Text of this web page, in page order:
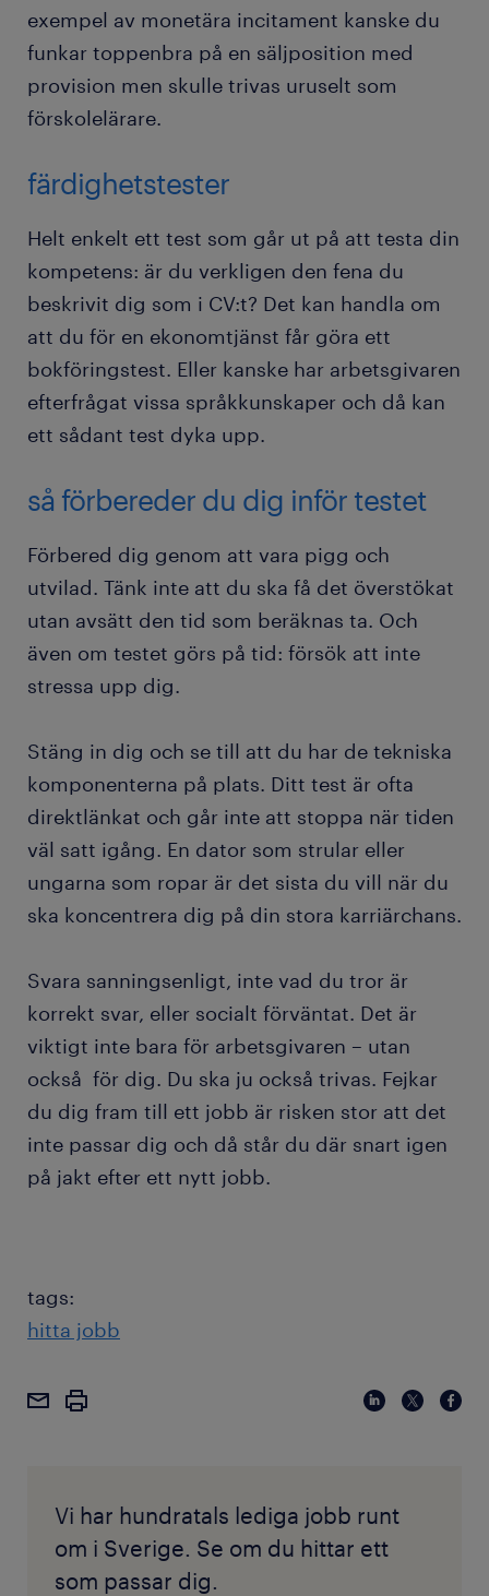
exempel av monetära incitament kanske du
funkar toppenbra på en säljposition med
provision men skulle trivas uruselt som
förskolelärare.
färdighetstester
Helt enkelt ett test som går ut på att testa din
kompetens: är du verkligen den fena du
beskrivit dig som i CV:t? Det kan handla om
att du för en ekonomtjänst får göra ett
bokföringstest. Eller kanske har arbetsgivaren
efterfrågat vissa språkkunskaper och då kan
ett sådant test dyka upp.
så förbereder du dig inför testet
Förbered dig genom att vara pigg och
utvilad. Tänk inte att du ska få det överstökat
utan avsätt den tid som beräknas ta. Och
även om testet görs på tid: försök att inte
stressa upp dig.
Stäng in dig och se till att du har de tekniska
komponenterna på plats. Ditt test är ofta
direktlänkat och går inte att stoppa när tiden
väl satt igång. En dator som strular eller
ungarna som ropar är det sista du vill när du
ska koncentrera dig på din stora karriärchans.
Svara sanningsenligt, inte vad du tror är
korrekt svar, eller socialt förväntat. Det är
viktigt inte bara för arbetsgivaren – utan
också för dig. Du ska ju också trivas. Fejkar
du dig fram till ett jobb är risken stor att det
inte passar dig och då står du där snart igen
på jakt efter ett nytt jobb.
tags:
hitta jobb
Vi har hundratals lediga jobb runt
om i Sverige. Se om du hittar ett
som passar dig.